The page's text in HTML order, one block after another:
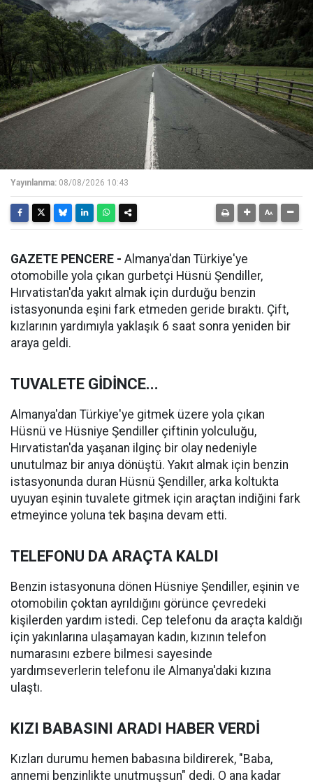
Yayınlanma: 08/08/2026 10:43
GAZETE PENCERE - Almanya'dan Türkiye'ye
otomobille yola çıkan gurbetçi Hüsnü Şendiller,
Hırvatistan'da yakıt almak için durduğu benzin
istasyonunda eşini fark etmeden geride bıraktı. Çift,
kızlarının yardımıyla yaklaşık 6 saat sonra yeniden bir
araya geldi.
TUVALETE GİDİNCE...
Almanya'dan Türkiye'ye gitmek üzere yola çıkan
Hüsnü ve Hüsniye Şendiller çiftinin yolculuğu,
Hırvatistan'da yaşanan ilginç bir olay nedeniyle
unutulmaz bir anıya dönüştü. Yakıt almak için benzin
istasyonunda duran Hüsnü Şendiller, arka koltukta
uyuyan eşinin tuvalete gitmek için araçtan indiğini fark
etmeyince yoluna tek başına devam etti.
TELEFONU DA ARAÇTA KALDI
Benzin istasyonuna dönen Hüsniye Şendiller, eşinin ve
otomobilin çoktan ayrıldığını görünce çevredeki
kişilerden yardım istedi. Cep telefonu da araçta kaldığı
için yakınlarına ulaşamayan kadın, kızının telefon
numarasını ezbere bilmesi sayesinde
yardımseverlerin telefonu ile Almanya'daki kızına
ulaştı.
KIZI BABASINI ARADI HABER VERDİ
Kızları durumu hemen babasına bildirerek, "Baba,
annemi benzinlikte unutmuşsun" dedi. O ana kadar